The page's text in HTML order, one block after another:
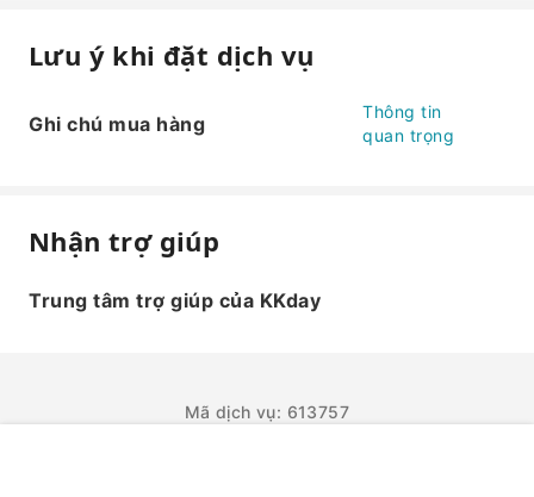
Lưu ý khi đặt dịch vụ
Ghi chú mua hàng
Thông tin
quan trọng
Nhận trợ giúp
Trung tâm trợ giúp của KKday
Mã dịch vụ: 613757